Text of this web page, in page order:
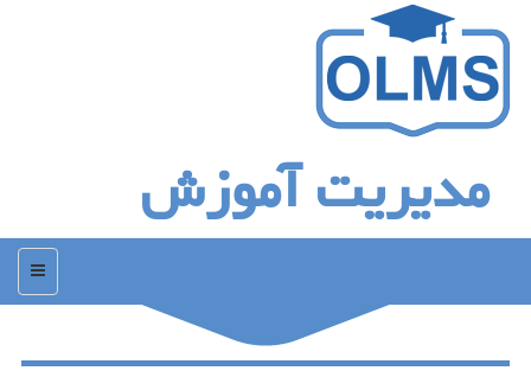
مدیریت آموزش
منو